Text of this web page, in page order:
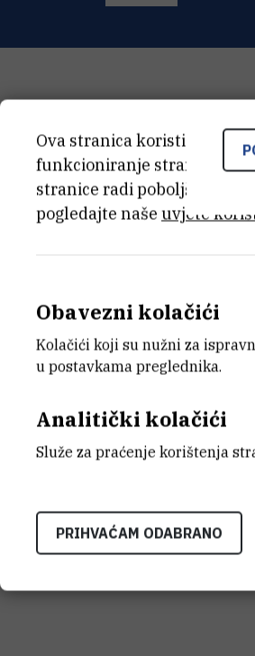
Ova stranica koristi
funkcioniranje stranice,
stranice radi poboljšanja
pogledajte naše uvjete
Obavezni kolačići
Kolačići koji su nužni za
u postavkama preglednika.
Analitički kolačići
Služe za praćenje korištenja
PRIHVAĆAM ODABRANO